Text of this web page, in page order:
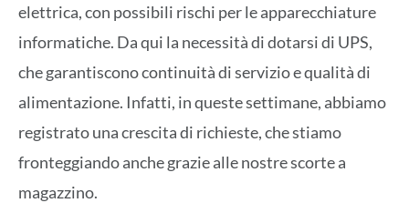
elettrica, con possibili rischi per le apparecchiature
informatiche. Da qui la necessità di dotarsi di UPS,
che garantiscono continuità di servizio e qualità di
alimentazione. Infatti, in queste settimane, abbiamo
registrato una crescita di richieste, che stiamo
fronteggiando anche grazie alle nostre scorte a
magazzino.